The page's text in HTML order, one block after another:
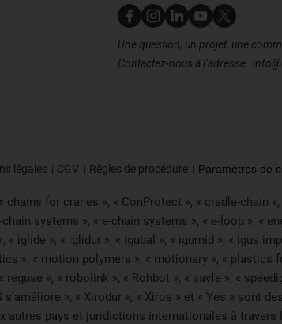
Nous contacter
Une question, un projet, une
Contactez-nous à l’adresse :
légales CGV Règles de procédure Paramètres de
for cranes », « ConProtect », « cradle-chain
systems », « e-chain systems », « e-loop », «
iglide », « iglidur », « igubal », « igumid », « igus
», « motion polymers », « motionary », « plastics
reguse », « robolink », « Rohbot », « savfe », «
», « Xirodur », « Xiros » et « Yes » sont
autres pays et juridictions internationales à